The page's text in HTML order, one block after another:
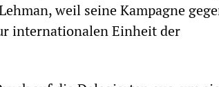
weil seine Kampagne
internationalen Einheit der